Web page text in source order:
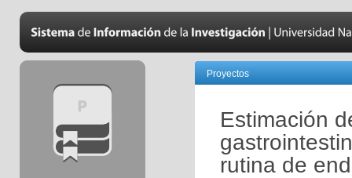
Proyectos
Estimación
rutina de